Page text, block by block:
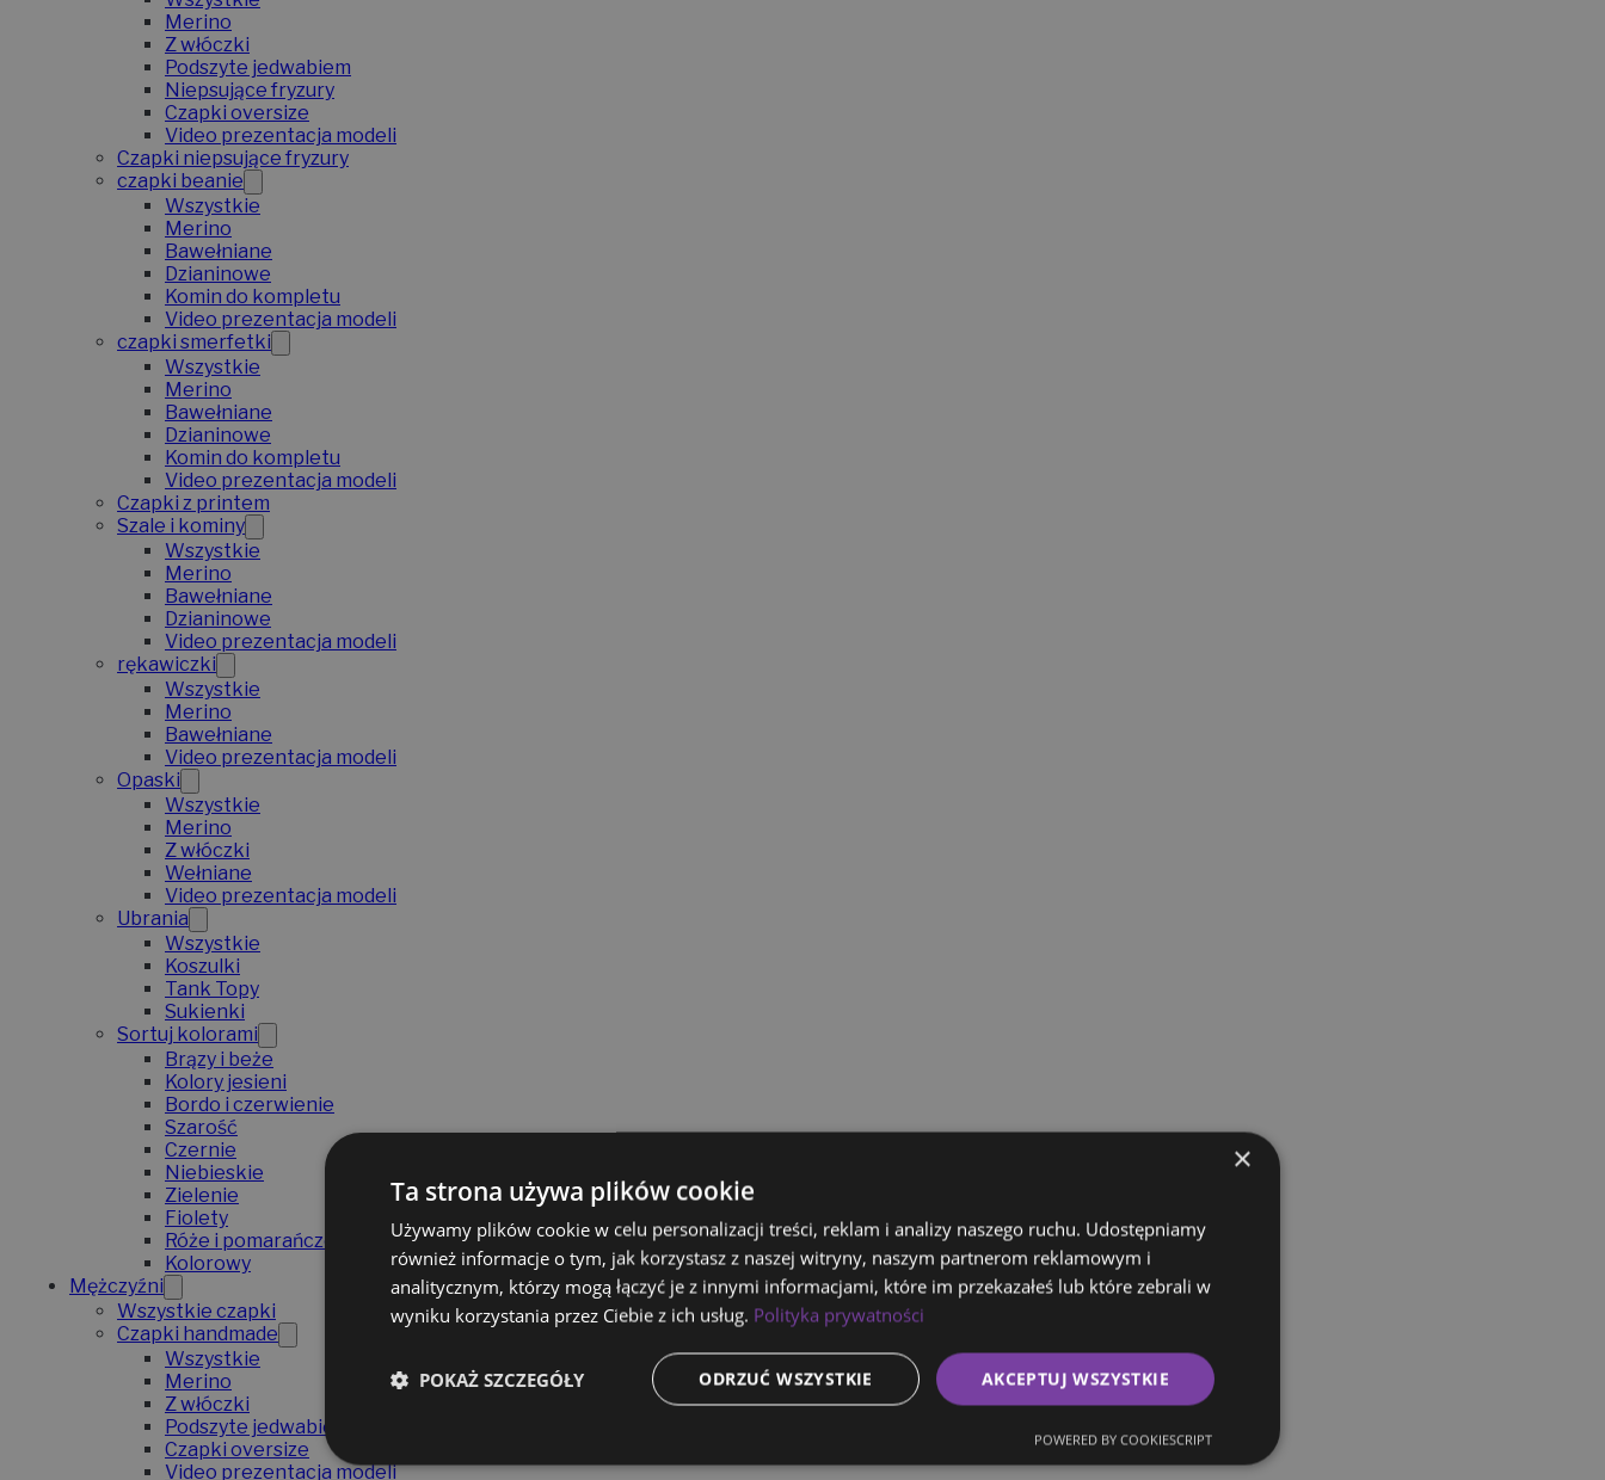
Merino
Z włóczki
Podszyte jedwabiem
Niepsujące fryzury
Czapki oversize
Video prezentacja modeli
Czapki niepsujące fryzury
czapki beanie
Wszystkie
Merino
Bawełniane
Dzianinowe
Komin do kompletu
Video prezentacja modeli
czapki smerfetki
Wszystkie
Merino
Bawełniane
Dzianinowe
Komin do kompletu
Video prezentacja modeli
Czapki z printem
Szale i kominy
Wszystkie
Merino
Bawełniane
Dzianinowe
Video prezentacja modeli
rękawiczki
Wszystkie
Merino
Bawełniane
Video prezentacja modeli
Opaski
Wszystkie
Merino
Z włóczki
Wełniane
Video prezentacja modeli
Ubrania
Wszystkie
Koszulki
Tank Topy
Sukienki
Sortuj kolorami
Brązy i beże
Kolory jesieni
Bordo i czerwienie
Szarość
Czernie
Niebieskie
Zielenie
Fiolety
Róże i pomarańcze
Kolorowy
Mężczyźni
Wszystkie czapki
Czapki handmade
Wszystkie
Merino
Z włóczki
Podszyte jedwabiem
Czapki oversize
Video prezentacja modeli
×
Ta strona używa plików cookie
Używamy plików cookie w celu personalizacji treści, reklam i analizy naszego ruchu. Udostępniamy
również informacje o tym, jak korzystasz z naszej witryny, naszym partnerom reklamowym i
analitycznym, którzy mogą łączyć je z innymi informacjami, które im przekazałeś lub które zebrali w
wyniku korzystania przez Ciebie z ich usług. Polityka prywatności
AKCEPTUJ WSZYSTKIE
ODRZUĆ WSZYSTKIE
POKAŻ SZCZEGÓŁY
POWERED BY COOKIESCRIPT